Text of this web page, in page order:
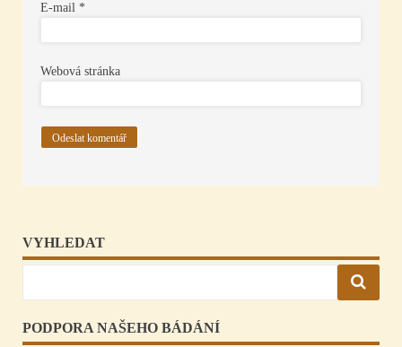
E-mail *
Webová stránka
VYHLEDAT
PODPORA NAŠEHO BÁDÁNÍ